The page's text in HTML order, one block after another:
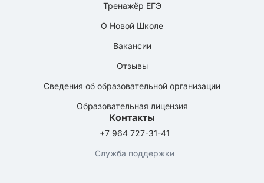
Тренажёр ЕГЭ
О Новой Школе
Вакансии
Отзывы
Сведения об образовательной организации
Образовательная лицензия
Контакты
+7 964 727-31-41
Служба поддержки